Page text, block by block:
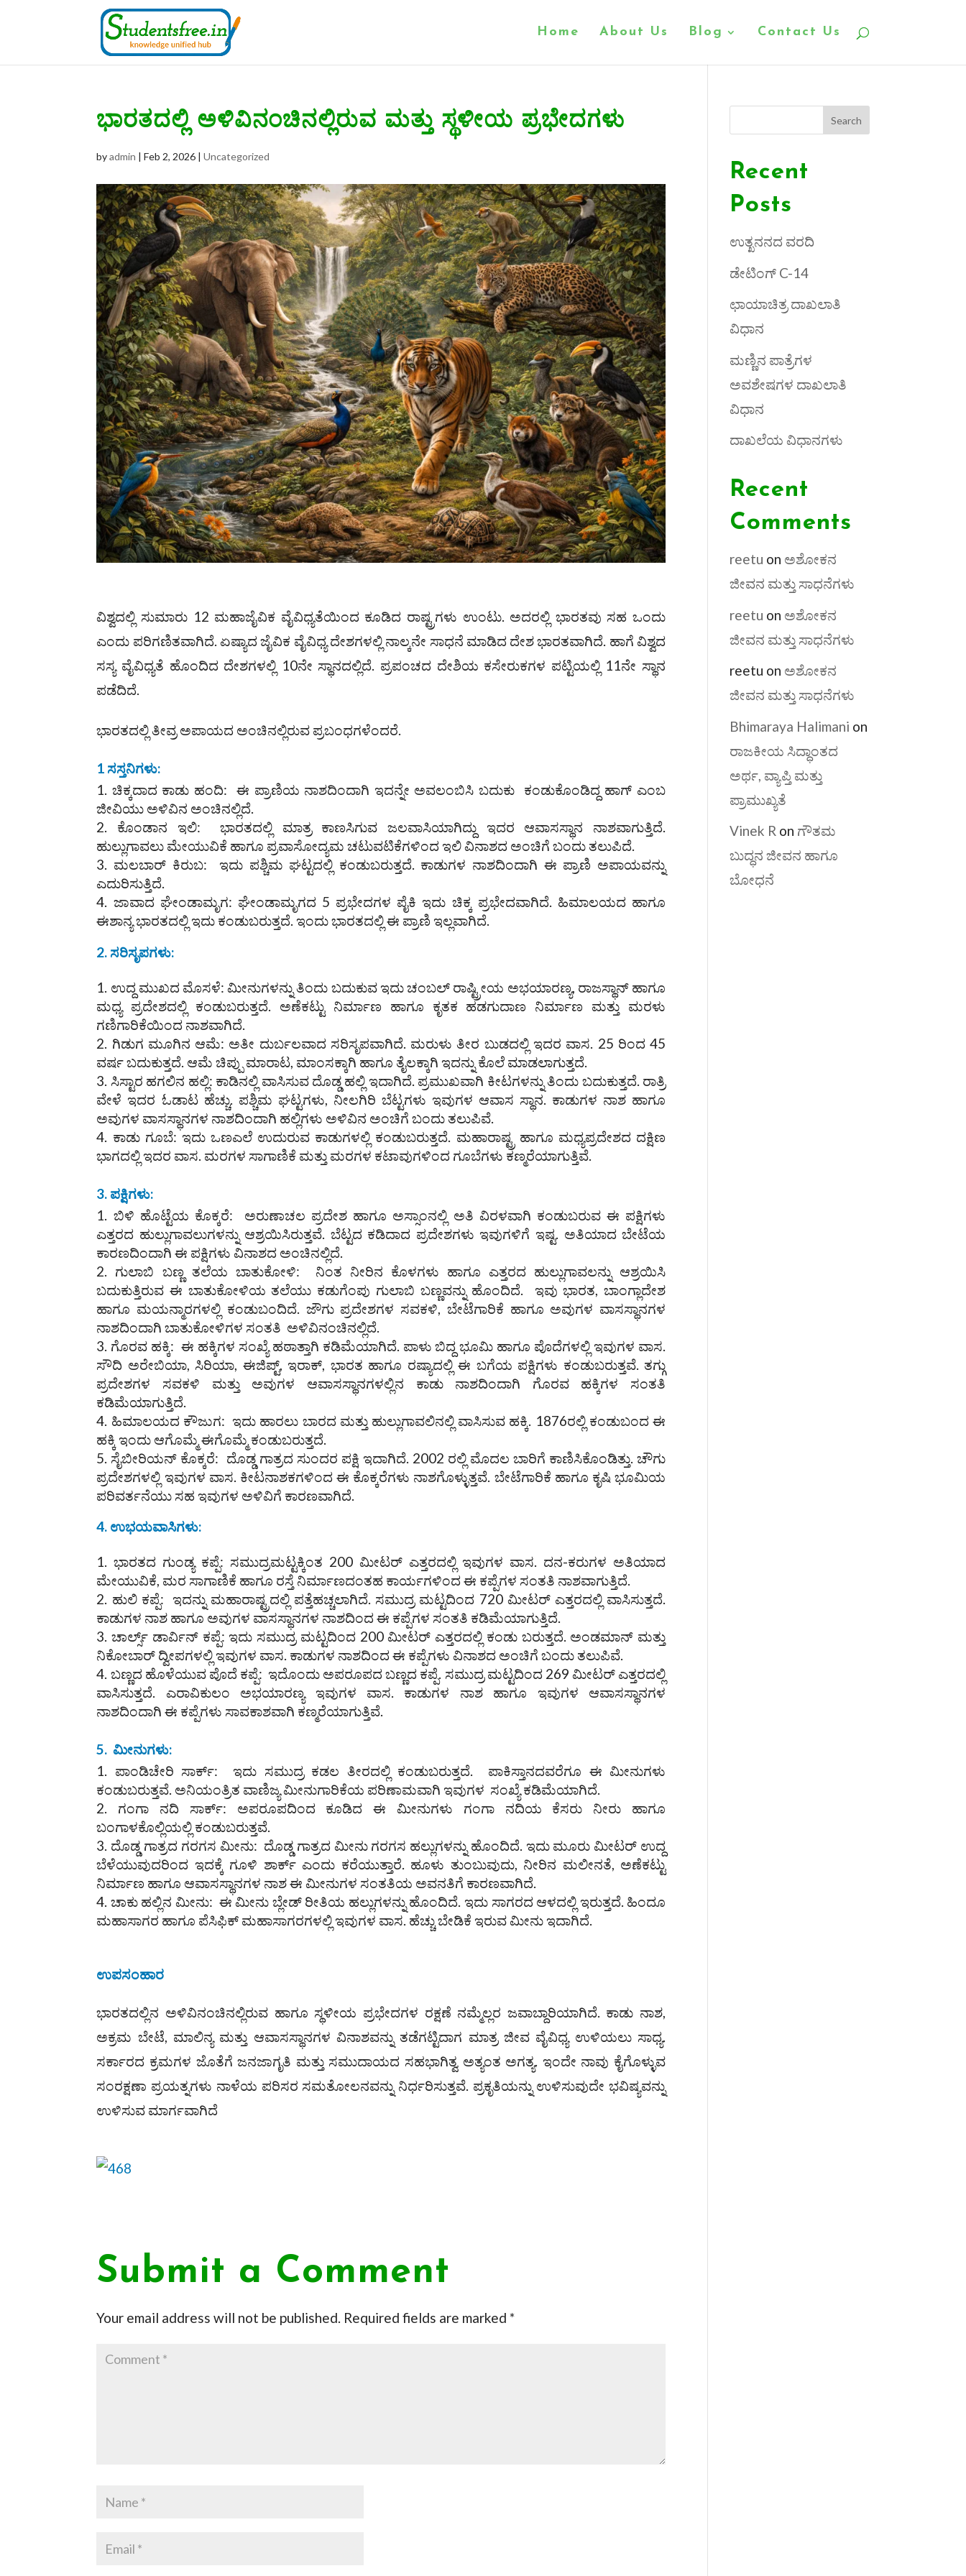
Home About Us Blog Contact Us
ಭಾರತದಲ್ಲಿ ಅಳಿವಿನಂಚಿನಲ್ಲಿರುವ ಮತ್ತು ಸ್ಥಳೀಯ ಪ್ರಭೇದಗಳು
byadmin |Feb 2, 2026 |Uncategorized
ವಿಶ್ವದಲ್ಲಿ ಸುಮಾರು 12 ಮಹಾಜೈವಿಕ ವೈವಿಧ್ಯತೆಯಿಂದ ಕೂಡಿದ ರಾಷ್ಟ್ರಗಳು ಉಂಟು. ಅದರಲ್ಲಿ ಭಾರತವು ಸಹ ಒಂದು
ಎಂದು ಪರಿಗಣಿತವಾಗಿದೆ. ಏಷ್ಯಾದ ಜೈವಿಕ ವೈವಿಧ್ಯ ದೇಶಗಳಲ್ಲಿ ನಾಲ್ಕನೇ ಸಾಧನೆ ಮಾಡಿದ ದೇಶ ಭಾರತವಾಗಿದೆ. ಹಾಗೆ ವಿಶ್ವದ
ಸಸ್ಯ ವೈವಿಧ್ಯತೆ ಹೊಂದಿದ ದೇಶಗಳಲ್ಲಿ 10ನೇ ಸ್ಥಾನದಲ್ಲಿದೆ. ಪ್ರಪಂಚದ ದೇಶಿಯ ಕಸೇರುಕಗಳ ಪಟ್ಟಿಯಲ್ಲಿ 11ನೇ ಸ್ಥಾನ
ಪಡೆದಿದೆ.
ಭಾರತದಲ್ಲಿ ತೀವ್ರ ಅಪಾಯದ ಅಂಚಿನಲ್ಲಿರುವ ಪ್ರಬಂಧಗಳೆಂದರೆ.
1 ಸಸ್ತನಿಗಳು:
ಚಿಕ್ಕದಾದ ಕಾಡು ಹಂದಿ: ಈ ಪ್ರಾಣಿಯ ನಾಶದಿಂದಾಗಿ ಇದನ್ನೇ ಅವಲಂಬಿಸಿ ಬದುಕು ಕಂಡುಕೊಂಡಿದ್ದ ಹಾಗ್ ಎಂಬ
ಜೀವಿಯು ಅಳಿವಿನ ಅಂಚಿನಲ್ಲಿದೆ.
ಕೊಂಡಾನ ಇಲಿ: ಭಾರತದಲ್ಲಿ ಮಾತ್ರ ಕಾಣಸಿಗುವ ಜಲವಾಸಿಯಾಗಿದ್ದು ಇದರ ಆವಾಸಸ್ಥಾನ ನಾಶವಾಗುತ್ತಿದೆ.
ಹುಲ್ಲುಗಾವಲು ಮೇಯುವಿಕೆ ಹಾಗೂ ಪ್ರವಾಸೋದ್ಯಮ ಚಟುವಟಿಕೆಗಳಿಂದ ಇಲಿ ವಿನಾಶದ ಅಂಚಿಗೆ ಬಂದು ತಲುಪಿದೆ.
ಮಲಬಾರ್ ಕಿರುಬ: ಇದು ಪಶ್ಚಿಮ ಘಟ್ಟದಲ್ಲಿ ಕಂಡುಬರುತ್ತದೆ. ಕಾಡುಗಳ ನಾಶದಿಂದಾಗಿ ಈ ಪ್ರಾಣಿ ಅಪಾಯವನ್ನು
ಎದುರಿಸುತ್ತಿದೆ.
ಜಾವಾದ ಘೇಂಡಾಮೃಗ: ಘೇಂಡಾಮೃಗದ 5 ಪ್ರಭೇದಗಳ ಪೈಕಿ ಇದು ಚಿಕ್ಕ ಪ್ರಭೇದವಾಗಿದೆ. ಹಿಮಾಲಯದ ಹಾಗೂ
ಈಶಾನ್ಯ ಭಾರತದಲ್ಲಿ ಇದು ಕಂಡುಬರುತ್ತದೆ. ಇಂದು ಭಾರತದಲ್ಲಿ ಈ ಪ್ರಾಣಿ ಇಲ್ಲವಾಗಿದೆ.
2. ಸರಿಸೃಪಗಳು:
ಉದ್ದ ಮುಖದ ಮೊಸಳೆ: ಮೀನುಗಳನ್ನು ತಿಂದು ಬದುಕುವ ಇದು ಚಂಬಲ್‌ ರಾಷ್ಟ್ರೀಯ ಅಭಯಾರಣ್ಯ, ರಾಜಸ್ಥಾನ್‌ ಹಾಗೂ
ಮಧ್ಯ ಪ್ರದೇಶದಲ್ಲಿ ಕಂಡುಬರುತ್ತದೆ. ಅಣೆಕಟ್ಟು ನಿರ್ಮಾಣ ಹಾಗೂ ಕೃತಕ ಹಡಗುದಾಣ ನಿರ್ಮಾಣ ಮತ್ತು ಮರಳು
ಗಣಿಗಾರಿಕೆಯಿಂದ ನಾಶವಾಗಿದೆ.
ಗಿಡುಗ ಮೂಗಿನ ಆಮೆ: ಅತೀ ದುರ್ಬಲವಾದ ಸರಿಸೃಪವಾಗಿದೆ. ಮರುಳು ತೀರ ಬುಡದಲ್ಲಿ ಇದರ ವಾಸ. 25 ರಿಂದ 45
ವರ್ಷ ಬದುಕುತ್ತದೆ. ಆಮೆ ಚಿಪ್ಪು ಮಾರಾಟ, ಮಾಂಸಕ್ಕಾಗಿ ಹಾಗೂ ತೈಲಕ್ಕಾಗಿ ಇದನ್ನು ಕೊಲೆ ಮಾಡಲಾಗುತ್ತದೆ.
ಸಿಸ್ಟಾರ ಹಗಲಿನ ಹಲ್ಲಿ: ಕಾಡಿನಲ್ಲಿ ವಾಸಿಸುವ ದೊಡ್ಡ ಹಲ್ಲಿ ಇದಾಗಿದೆ. ಪ್ರಮುಖವಾಗಿ ಕೀಟಗಳನ್ನು ತಿಂದು ಬದುಕುತ್ತದೆ. ರಾತ್ರಿ
ವೇಳೆ ಇದರ ಓಡಾಟ ಹೆಚ್ಚು. ಪಶ್ಚಿಮ ಘಟ್ಟಗಳು, ನೀಲಗಿರಿ ಬೆಟ್ಟಗಳು ಇವುಗಳ ಆವಾಸ ಸ್ಥಾನ. ಕಾಡುಗಳ ನಾಶ ಹಾಗೂ
ಅವುಗಳ ವಾಸಸ್ಥಾನಗಳ ನಾಶದಿಂದಾಗಿ ಹಲ್ಲಿಗಳು ಅಳಿವಿನ ಅಂಚಿಗೆ ಬಂದು ತಲುಪಿವೆ.
ಕಾಡು ಗೂಬೆ: ಇದು ಒಣಎಲೆ ಉದುರುವ ಕಾಡುಗಳಲ್ಲಿ ಕಂಡುಬರುತ್ತದೆ. ಮಹಾರಾಷ್ಟ್ರ ಹಾಗೂ ಮಧ್ಯಪ್ರದೇಶದ ದಕ್ಷಿಣ
ಭಾಗದಲ್ಲಿ ಇದರ ವಾಸ. ಮರಗಳ ಸಾಗಾಣಿಕೆ ಮತ್ತು ಮರಗಳ ಕಟಾವುಗಳಿಂದ ಗೂಬೆಗಳು ಕಣ್ಮರೆಯಾಗುತ್ತಿವೆ.
3. ಪಕ್ಷಿಗಳು:
ಬಿಳಿ ಹೊಟ್ಟೆಯ ಕೊಕ್ಕರೆ: ಅರುಣಾಚಲ ಪ್ರದೇಶ ಹಾಗೂ ಅಸ್ಸಾಂನಲ್ಲಿ ಅತಿ ವಿರಳವಾಗಿ ಕಂಡುಬರುವ ಈ ಪಕ್ಷಿಗಳು
ಎತ್ತರದ ಹುಲ್ಲುಗಾವಲುಗಳನ್ನು ಆಶ್ರಯಿಸಿರುತ್ತವೆ. ಬೆಟ್ಟದ ಕಡಿದಾದ ಪ್ರದೇಶಗಳು ಇವುಗಳಿಗೆ ಇಷ್ಟ. ಅತಿಯಾದ ಬೇಟೆಯ
ಕಾರಣದಿಂದಾಗಿ ಈ ಪಕ್ಷಿಗಳು ವಿನಾಶದ ಅಂಚಿನಲ್ಲಿದೆ.
ಗುಲಾಬಿ ಬಣ್ಣ ತಲೆಯ ಬಾತುಕೋಳಿ: ನಿಂತ ನೀರಿನ ಕೊಳಗಳು ಹಾಗೂ ಎತ್ತರದ ಹುಲ್ಲುಗಾವಲನ್ನು ಆಶ್ರಯಿಸಿ
ಬದುಕುತ್ತಿರುವ ಈ ಬಾತುಕೋಳಿಯ ತಲೆಯು ಕಡುಗೆಂಪು ಗುಲಾಬಿ ಬಣ್ಣವನ್ನು ಹೊಂದಿದೆ. ಇವು ಭಾರತ, ಬಾಂಗ್ಲಾದೇಶ
ಹಾಗೂ ಮಯನ್ಮಾರಗಳಲ್ಲಿ ಕಂಡುಬಂದಿದೆ. ಜೌಗು ಪ್ರದೇಶಗಳ ಸವಕಳಿ, ಬೇಟೆಗಾರಿಕೆ ಹಾಗೂ ಅವುಗಳ ವಾಸಸ್ಥಾನಗಳ
ನಾಶದಿಂದಾಗಿ ಬಾತುಕೋಳಿಗಳ ಸಂತತಿ ಅಳಿವಿನಂಚಿನಲ್ಲಿದೆ.
ಗೊರವ ಹಕ್ಕಿ: ಈ ಹಕ್ಕಿಗಳ ಸಂಖ್ಯೆ ಹಠಾತ್ತಾಗಿ ಕಡಿಮೆಯಾಗಿದೆ. ಪಾಳು ಬಿದ್ದ ಭೂಮಿ ಹಾಗೂ ಪೊದೆಗಳಲ್ಲಿ ಇವುಗಳ ವಾಸ.
ಸೌದಿ ಅರೇಬಿಯಾ, ಸಿರಿಯಾ, ಈಜಿಪ್ಟ್‌, ಇರಾಕ್, ಭಾರತ ಹಾಗೂ ರಷ್ಯಾದಲ್ಲಿ ಈ ಬಗೆಯ ಪಕ್ಷಿಗಳು ಕಂಡುಬರುತ್ತವೆ. ತಗ್ಗು
ಪ್ರದೇಶಗಳ ಸವಕಳಿ ಮತ್ತು ಅವುಗಳ ಆವಾಸಸ್ಥಾನಗಳಲ್ಲಿನ ಕಾಡು ನಾಶದಿಂದಾಗಿ ಗೊರವ ಹಕ್ಕಿಗಳ ಸಂತತಿ
ಕಡಿಮೆಯಾಗುತ್ತಿದೆ.
ಹಿಮಾಲಯದ ಕೌಜುಗ: ಇದು ಹಾರಲು ಬಾರದ ಮತ್ತು ಹುಲ್ಲುಗಾವಲಿನಲ್ಲಿ ವಾಸಿಸುವ ಹಕ್ಕಿ. 1876ರಲ್ಲಿ ಕಂಡುಬಂದ ಈ
ಹಕ್ಕಿ ಇಂದು ಆಗೊಮ್ಮೆ ಈಗೊಮ್ಮೆ ಕಂಡುಬರುತ್ತದೆ.
ಸೈಬೀರಿಯನ್ ಕೊಕ್ಕರೆ: ದೊಡ್ಡ ಗಾತ್ರದ ಸುಂದರ ಪಕ್ಷಿ ಇದಾಗಿದೆ. 2002 ರಲ್ಲಿ ಮೊದಲ ಬಾರಿಗೆ ಕಾಣಿಸಿಕೊಂಡಿತ್ತು. ಚೌಗು
ಪ್ರದೇಶಗಳಲ್ಲಿ ಇವುಗಳ ವಾಸ. ಕೀಟನಾಶಕಗಳಿಂದ ಈ ಕೊಕ್ಕರೆಗಳು ನಾಶಗೊಳ್ಳುತ್ತವೆ. ಬೇಟೆಗಾರಿಕೆ ಹಾಗೂ ಕೃಷಿ ಭೂಮಿಯ
ಪರಿವರ್ತನೆಯು ಸಹ ಇವುಗಳ ಅಳಿವಿಗೆ ಕಾರಣವಾಗಿದೆ.
4. ಉಭಯವಾಸಿಗಳು:
ಭಾರತದ ಗುಂಡ್ಯ ಕಪ್ಪೆ: ಸಮುದ್ರಮಟ್ಟಕ್ಕಿಂತ 200 ಮೀಟರ್ ಎತ್ತರದಲ್ಲಿ ಇವುಗಳ ವಾಸ. ದನ-ಕರುಗಳ ಅತಿಯಾದ
ಮೇಯುವಿಕೆ, ಮರ ಸಾಗಾಣಿಕೆ ಹಾಗೂ ರಸ್ತೆ ನಿರ್ಮಾಣದಂತಹ ಕಾರ್ಯಗಳಿಂದ ಈ ಕಪ್ಪೆಗಳ ಸಂತತಿ ನಾಶವಾಗುತ್ತಿದೆ.
ಹುಲಿ ಕಪ್ಪೆ: ಇದನ್ನು ಮಹಾರಾಷ್ಟ್ರದಲ್ಲಿ ಪತ್ತೆಹಚ್ಚಲಾಗಿದೆ. ಸಮುದ್ರ ಮಟ್ಟದಿಂದ 720 ಮೀಟರ್ ಎತ್ತರದಲ್ಲಿ ವಾಸಿಸುತ್ತದೆ.
ಕಾಡುಗಳ ನಾಶ ಹಾಗೂ ಅವುಗಳ ವಾಸಸ್ಥಾನಗಳ ನಾಶದಿಂದ ಈ ಕಪ್ಪೆಗಳ ಸಂತತಿ ಕಡಿಮೆಯಾಗುತ್ತಿದೆ.
ಚಾರ್ಲ್ಸ್ ಡಾರ್ವಿನ್ ಕಪ್ಪೆ: ಇದು ಸಮುದ್ರ ಮಟ್ಟದಿಂದ 200 ಮೀಟರ್ ಎತ್ತರದಲ್ಲಿ ಕಂಡು ಬರುತ್ತದೆ. ಅಂಡಮಾನ್ ಮತ್ತು
ನಿಕೋಬಾರ್ ದ್ವೀಪಗಳಲ್ಲಿ ಇವುಗಳ ವಾಸ. ಕಾಡುಗಳ ನಾಶದಿಂದ ಈ ಕಪ್ಪೆಗಳು ವಿನಾಶದ ಅಂಚಿಗೆ ಬಂದು ತಲುಪಿವೆ.
ಬಣ್ಣದ ಹೊಳೆಯುವ ಪೊದೆ ಕಪ್ಪೆ: ಇದೊಂದು ಅಪರೂಪದ ಬಣ್ಣದ ಕಪ್ಪೆ. ಸಮುದ್ರ ಮಟ್ಟದಿಂದ 269 ಮೀಟರ್ ಎತ್ತರದಲ್ಲಿ
ವಾಸಿಸುತ್ತದೆ. ಎರಾವಿಕುಲಂ ಅಭಯಾರಣ್ಯ ಇವುಗಳ ವಾಸ. ಕಾಡುಗಳ ನಾಶ ಹಾಗೂ ಇವುಗಳ ಆವಾಸಸ್ಥಾನಗಳ
ನಾಶದಿಂದಾಗಿ ಈ ಕಪ್ಪೆಗಳು ಸಾವಕಾಶವಾಗಿ ಕಣ್ಮರೆಯಾಗುತ್ತಿವೆ.
5. ಮೀನುಗಳು:
ಪಾಂಡಿಚೇರಿ ಸಾರ್ಕ್: ಇದು ಸಮುದ್ರ ಕಡಲ ತೀರದಲ್ಲಿ ಕಂಡುಬರುತ್ತದೆ. ಪಾಕಿಸ್ತಾನದವರೆಗೂ ಈ ಮೀನುಗಳು
ಕಂಡುಬರುತ್ತವೆ. ಅನಿಯಂತ್ರಿತ ವಾಣಿಜ್ಯ ಮೀನುಗಾರಿಕೆಯ ಪರಿಣಾಮವಾಗಿ ಇವುಗಳ ಸಂಖ್ಯೆ ಕಡಿಮೆಯಾಗಿದೆ.
ಗಂಗಾ ನದಿ ಸಾರ್ಕ್: ಅಪರೂಪದಿಂದ ಕೂಡಿದ ಈ ಮೀನುಗಳು ಗಂಗಾ ನದಿಯ ಕೆಸರು ನೀರು ಹಾಗೂ
ಬಂಗಾಳಕೊಲ್ಲಿಯಲ್ಲಿ ಕಂಡುಬರುತ್ತವೆ.
ದೊಡ್ಡ ಗಾತ್ರದ ಗರಗಸ ಮೀನು: ದೊಡ್ಡ ಗಾತ್ರದ ಮೀನು ಗರಗಸ ಹಲ್ಲುಗಳನ್ನು ಹೊಂದಿದೆ. ಇದು ಮೂರು ಮೀಟರ್ ಉದ್ದ
ಬೆಳೆಯುವುದರಿಂದ ಇದಕ್ಕೆ ಗೂಳಿ ಶಾರ್ಕ್ ಎಂದು ಕರೆಯುತ್ತಾರೆ. ಹೂಳು ತುಂಬುವುದು, ನೀರಿನ ಮಲೀನತೆ, ಅಣೆಕಟ್ಟು
ನಿರ್ಮಾಣ ಹಾಗೂ ಆವಾಸಸ್ಥಾನಗಳ ನಾಶ ಈ ಮೀನುಗಳ ಸಂತತಿಯ ಅವನತಿಗೆ ಕಾರಣವಾಗಿದೆ.
ಚಾಕು ಹಲ್ಲಿನ ಮೀನು: ಈ ಮೀನು ಬ್ಲೇಡ್ ರೀತಿಯ ಹಲ್ಲುಗಳನ್ನು ಹೊಂದಿದೆ. ಇದು ಸಾಗರದ ಆಳದಲ್ಲಿ ಇರುತ್ತದೆ. ಹಿಂದೂ
ಮಹಾಸಾಗರ ಹಾಗೂ ಪೆಸಿಫಿಕ್ ಮಹಾಸಾಗರಗಳಲ್ಲಿ ಇವುಗಳ ವಾಸ. ಹೆಚ್ಚು ಬೇಡಿಕೆ ಇರುವ ಮೀನು ಇದಾಗಿದೆ.
ಉಪಸಂಹಾರ
ಭಾರತದಲ್ಲಿನ ಅಳಿವಿನಂಚಿನಲ್ಲಿರುವ ಹಾಗೂ ಸ್ಥಳೀಯ ಪ್ರಭೇದಗಳ ರಕ್ಷಣೆ ನಮ್ಮೆಲ್ಲರ ಜವಾಬ್ದಾರಿಯಾಗಿದೆ. ಕಾಡು ನಾಶ,
ಅಕ್ರಮ ಬೇಟೆ, ಮಾಲಿನ್ಯ ಮತ್ತು ಆವಾಸಸ್ಥಾನಗಳ ವಿನಾಶವನ್ನು ತಡೆಗಟ್ಟಿದಾಗ ಮಾತ್ರ ಜೀವ ವೈವಿಧ್ಯ ಉಳಿಯಲು ಸಾಧ್ಯ.
ಸರ್ಕಾರದ ಕ್ರಮಗಳ ಜೊತೆಗೆ ಜನಜಾಗೃತಿ ಮತ್ತು ಸಮುದಾಯದ ಸಹಭಾಗಿತ್ವ ಅತ್ಯಂತ ಅಗತ್ಯ. ಇಂದೇ ನಾವು ಕೈಗೊಳ್ಳುವ
ಸಂರಕ್ಷಣಾ ಪ್ರಯತ್ನಗಳು ನಾಳೆಯ ಪರಿಸರ ಸಮತೋಲನವನ್ನು ನಿರ್ಧರಿಸುತ್ತವೆ. ಪ್ರಕೃತಿಯನ್ನು ಉಳಿಸುವುದೇ ಭವಿಷ್ಯವನ್ನು
ಉಳಿಸುವ ಮಾರ್ಗವಾಗಿದೆ
Submit a Comment
Your email address will not be published. Required fields are marked*
Search
Recent
Posts
ಉತ್ಖನನದ ವರದಿ
ಡೇಟಿಂಗ್ C-14
ಛಾಯಾಚಿತ್ರ ದಾಖಲಾತಿ
ವಿಧಾನ
ಮಣ್ಣಿನ ಪಾತ್ರೆಗಳ
ಅವಶೇಷಗಳ ದಾಖಲಾತಿ
ವಿಧಾನ
ದಾಖಲೆಯ ವಿಧಾನಗಳು
Recent
Comments
reetu on ಅಶೋಕನ
ಜೀವನ ಮತ್ತು ಸಾಧನೆಗಳು
reetu on ಅಶೋಕನ
ಜೀವನ ಮತ್ತು ಸಾಧನೆಗಳು
reetu on ಅಶೋಕನ
ಜೀವನ ಮತ್ತು ಸಾಧನೆಗಳು
Bhimaraya Halimani on
ರಾಜಕೀಯ ಸಿದ್ಧಾಂತದ
ಅರ್ಥ, ವ್ಯಾಪ್ತಿ ಮತ್ತು
ಪ್ರಾಮುಖ್ಯತೆ
Vinek R on ಗೌತಮ
ಬುದ್ಧನ ಜೀವನ ಹಾಗೂ
ಬೋಧನೆ